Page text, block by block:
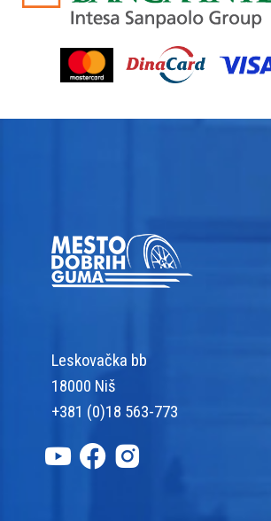
Leskovačka bb
18000 Niš
+381 (0)18 563-773